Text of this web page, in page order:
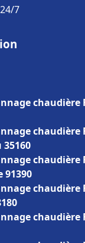
7
chaudière
chaudière
chaudière
91390
chaudière
chaudière